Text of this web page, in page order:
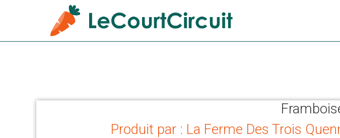
Produit par : La Ferme Des Trois